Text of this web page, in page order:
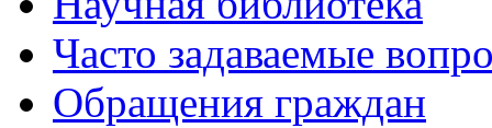
Часто задаваемые
Обращения граждан